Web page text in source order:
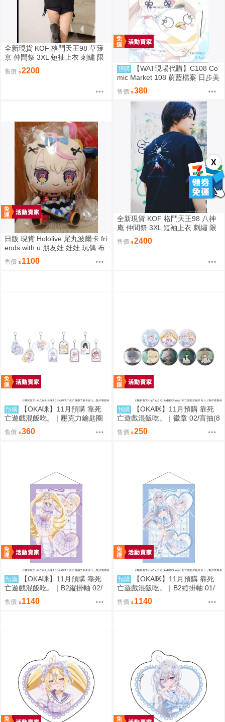
X
全新現貨 KOF 格鬥天王98 草薙
京 仲間祭 3XL 短袖上衣 刺繡 限
定聯名
售價 2200 預購
【WAT現場代購】C108 Co
mic Market 108 蔚藍檔案 日步美
ペロロ様が東大数学2026を解説
する本
售價 380
日版 現貨 Hololive 尾丸波爾卡 fri
ends with u 朋友娃 娃娃 玩偶 布
偶 座長 尾丸ポルカ
售價 1100
全新現貨 KOF 格鬥天王98 八神
庵 仲間祭 3XL 短袖上衣 刺繡 限
定聯名
售價 2400
預購
【OKA咪】11月預購 靠死
亡遊戲混飯吃。｜壓克力鑰匙圈
02/盲抽(8種)(官方&新繪插畫) 隨
機一款
售價 360
預購
【OKA咪】11月預購 靠死
亡遊戲混飯吃。｜徽章 02/盲抽(8
種)(官方&新繪插畫) 隨機一款
售價 250
預購
【OKA咪】11月預購 靠死
亡遊戲混飯吃。｜B2縦掛軸 02/
(新繪插畫) (御城)
售價 1140
預購
【OKA咪】11月預購 靠死
亡遊戲混飯吃。｜B2縦掛軸 01/
(新繪插畫) (幽鬼)
售價 1140